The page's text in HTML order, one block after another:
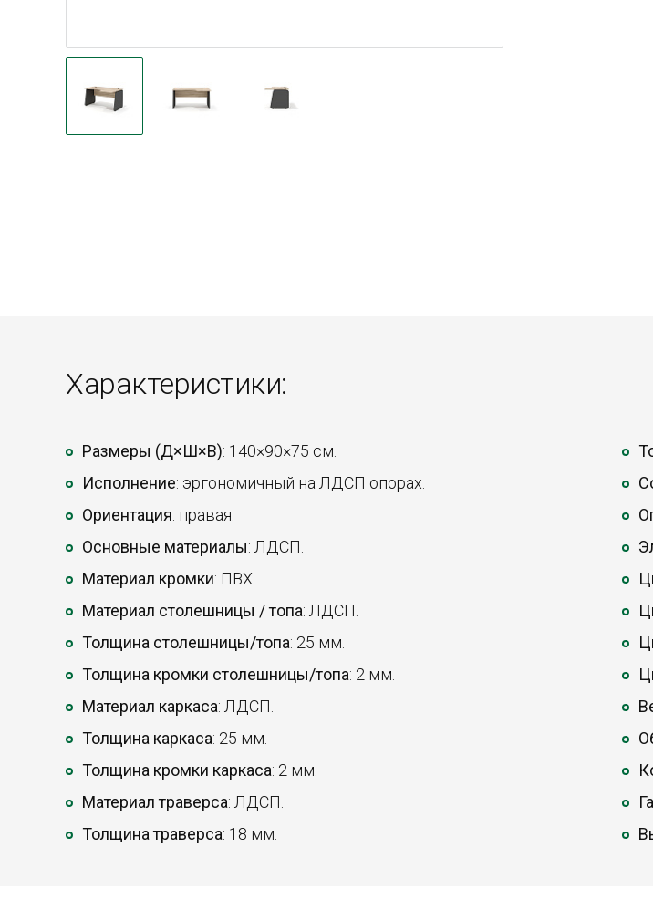
Характеристики:
Размеры (Д×Ш×В): 140×90×75 см.
Исполнение: эргономичный на ЛДСП опорах.
Ориентация: правая.
Основные материалы: ЛДСП.
Материал кромки: ПВХ.
Материал столешницы / топа: ЛДСП.
Толщина столешницы/топа: 25 мм.
Толщина кромки столешницы/топа: 2 мм.
Материал каркаса: ЛДСП.
Толщина каркаса: 25 мм.
Толщина кромки каркаса: 2 мм.
Материал траверса: ЛДСП.
Толщина траверса: 18 мм.